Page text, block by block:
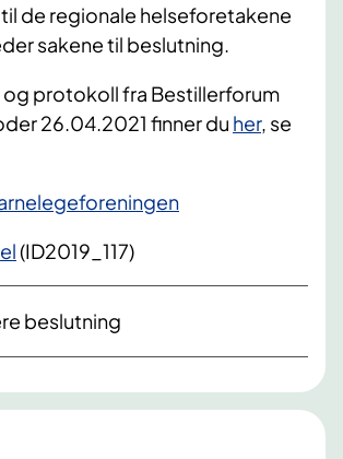
de regionale helseforetakene
sakene til beslutning.
og protokoll fra Bestillerforum
26.04.2021 finner du her, se
(ID2019_117)
beslutning